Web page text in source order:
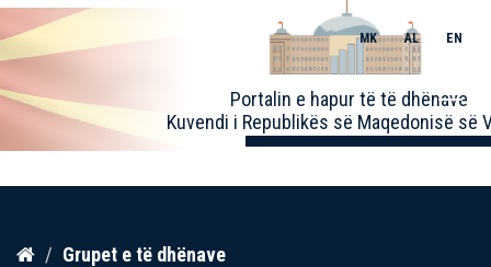
Kalo
Portalin e hapur të të dhënave
Kuvendi i Republikës së Maqedonisë së
MK AL EN
Toggle
Grupet e të dhënave